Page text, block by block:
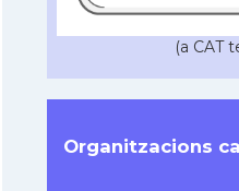
(a CAT
Organitzacions